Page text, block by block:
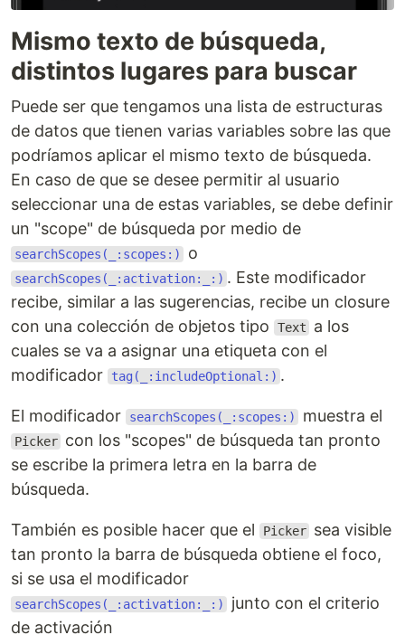
Mismo texto de búsqueda,
distintos lugares para buscar
Puede ser que tengamos una lista de estructuras
de datos que tienen varias variables sobre las que
podríamos aplicar el mismo texto de búsqueda.
En caso de que se desee permitir al usuario
seleccionar una de estas variables, se debe definir
un "scope" de búsqueda por medio de
searchScopes(_:scopes:) o
searchScopes(_:activation:_:) . Este modificador
recibe, similar a las sugerencias, recibe un closure
con una colección de objetos tipo
Text
a los
cuales se va a asignar una etiqueta con el
modificador
tag(_:includeOptional:) .
El modificador searchScopes(_:scopes:) muestra el
Picker con los "scopes" de búsqueda tan pronto
se escribe la primera letra en la barra de
búsqueda.
También es posible hacer que el Picker sea visible
tan pronto la barra de búsqueda obtiene el foco,
si se usa el modificador
searchScopes(_:activation:_:)
junto con el criterio
de activación